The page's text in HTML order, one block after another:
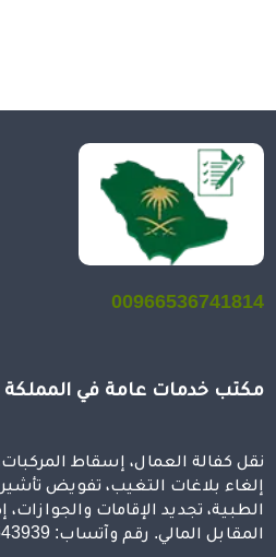
00966536741814
مكتب خدمات عامة في المملكة
نقل كفالة العمال، إسقاط المركبات،
إلغاء بلاغات التغيب، تفويض
الطبية، تجديد الإقامات
المقابل المالي. رقم وآتساب: 00966545643939